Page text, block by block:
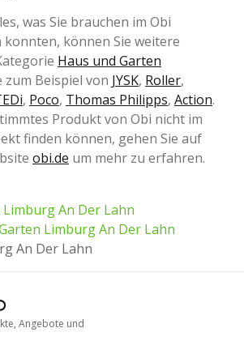
was Sie brauchen im Obi
können Sie weitere
Haus und Garten
Beispiel von JYSK, Roller,
, Poco, Thomas Philipps, Action.
Produkt von Obi nicht im
finden können, gehen Sie auf
obi.de um mehr zu erfahren.
An Der Lahn
Limburg An Der Lahn
An Der Lahn
Angebote und